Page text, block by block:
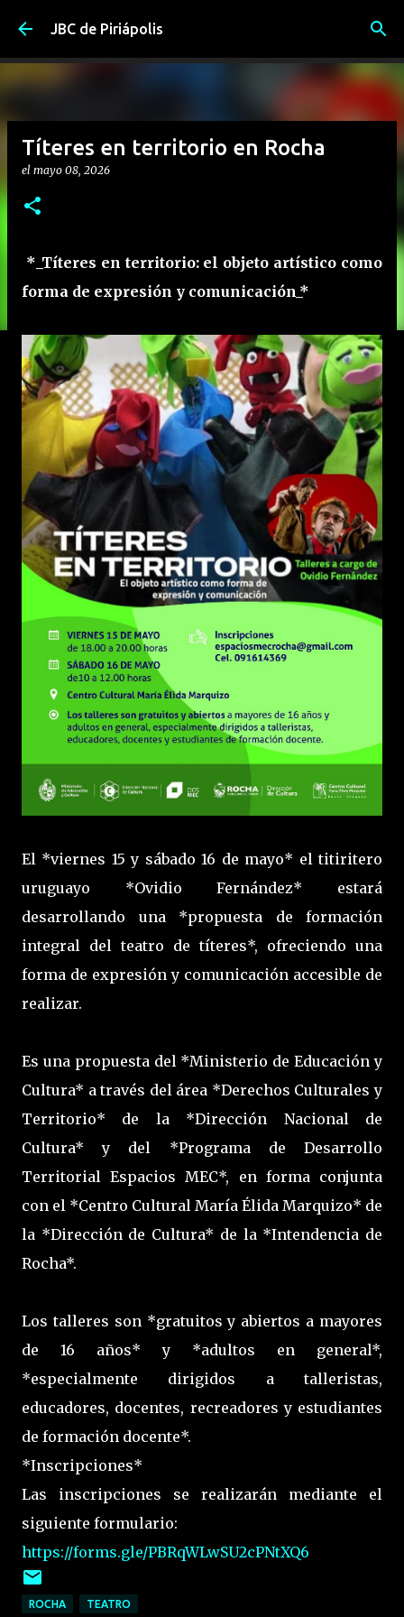
Ir al contenido principal
JBC de Piriápolis
Títeres en territorio en Rocha
el mayo 08, 2026
*_Títeres en territorio: el objeto artístico como
forma de expresión y comunicación_*
El *viernes 15 y sábado 16 de mayo* el titiritero
uruguayo *Ovidio Fernández* estará
desarrollando una *propuesta de formación
integral del teatro de títeres*, ofreciendo una
forma de expresión y comunicación accesible de
realizar.
Es una propuesta del *Ministerio de Educación y
Cultura* a través del área *Derechos Culturales y
Territorio* de la *Dirección Nacional de
Cultura* y del *Programa de Desarrollo
Territorial Espacios MEC*, en forma conjunta
con el *Centro Cultural María Élida Marquizo* de
la *Dirección de Cultura* de la *Intendencia de
Rocha*.
Los talleres son *gratuitos y abiertos a mayores
de 16 años* y *adultos en general*,
*especialmente dirigidos a talleristas,
educadores, docentes, recreadores y estudiantes
de formación docente*.
*Inscripciones*
Las inscripciones se realizarán mediante el
siguiente formulario:
https://forms.gle/PBRqWLwSU2cPNtXQ6
ROCHA TEATRO